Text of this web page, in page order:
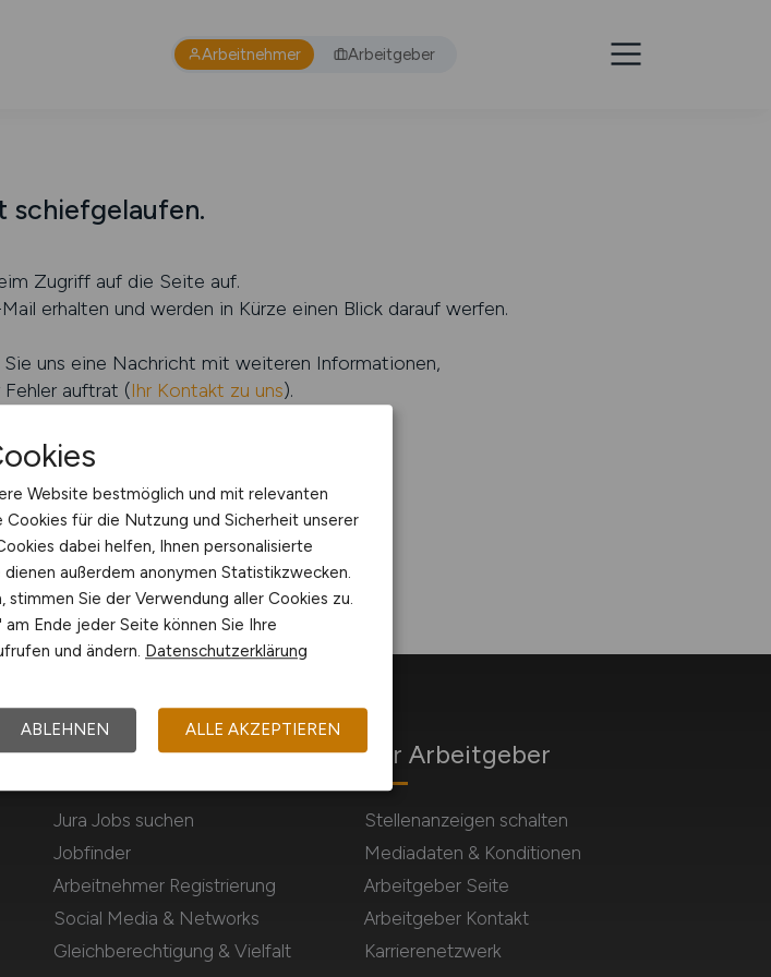
Arbeitnehmer Arbeitgeber
schiefgelaufen.
Zugriff auf die Seite auf.
erhalten und werden in Kürze einen Blick darauf werfen.
uns eine Nachricht mit weiteren Informationen,
auftrat (Ihr Kontakt zu uns).
Für Arbeitnehmer
Jura Jobs suchen
Jobfinder
Arbeitnehmer Registrierung
Social Media & Networks
Gleichberechtigung & Vielfalt
Für Arbeitgeber
Stellenanzeigen schalten
Mediadaten & Konditionen
Arbeitgeber Seite
Arbeitgeber Kontakt
Karrierenetzwerk
Website bestmöglich und mit relevanten
Cookies für die Nutzung und Sicherheit unserer
dabei helfen, Ihnen personalisierte
außerdem anonymen Statistikzwecken.
stimmen Sie der Verwendung aller Cookies zu.
Ende jeder Seite können Sie Ihre
und ändern. Datenschutzerklärung
ABLEHNEN ALLE AKZEPTIEREN